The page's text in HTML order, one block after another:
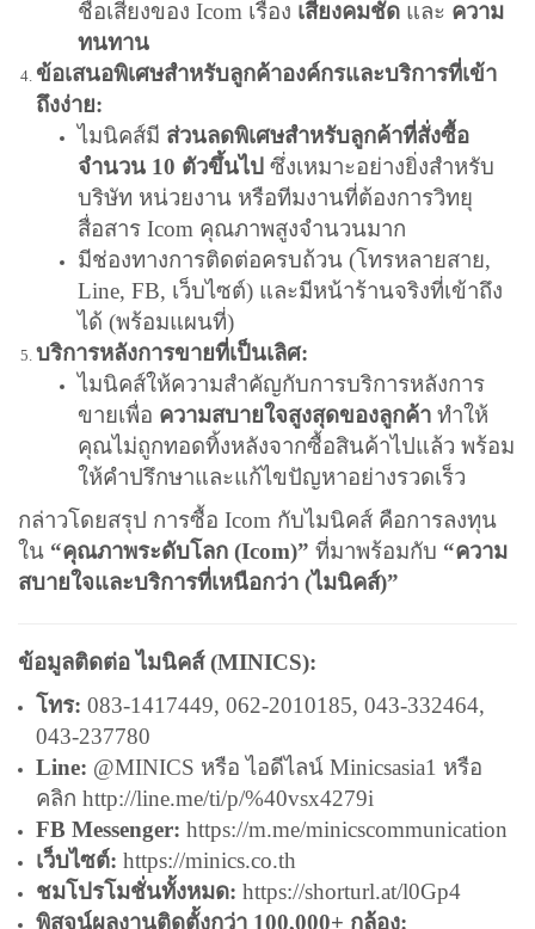
ชื่อเสียงของ Icom เรื่อง เสียงคมชัด และ ความ
ทนทาน
ข้อเสนอพิเศษสำหรับลูกค้าองค์กรและบริการที่เข้า
ถึงง่าย:
ไมนิคส์มี ส่วนลดพิเศษสำหรับลูกค้าที่สั่งซื้อ
จำนวน 10 ตัวขึ้นไป ซึ่งเหมาะอย่างยิ่งสำหรับ
บริษัท หน่วยงาน หรือทีมงานที่ต้องการวิทยุ
สื่อสาร Icom คุณภาพสูงจำนวนมาก
มีช่องทางการติดต่อครบถ้วน (โทรหลายสาย,
Line, FB, เว็บไซต์) และมีหน้าร้านจริงที่เข้าถึง
ได้ (พร้อมแผนที่)
บริการหลังการขายที่เป็นเลิศ:
ไมนิคส์ให้ความสำคัญกับการบริการหลังการ
ขายเพื่อ ความสบายใจสูงสุดของลูกค้า ทำให้
คุณไม่ถูกทอดทิ้งหลังจากซื้อสินค้าไปแล้ว พร้อม
ให้คำปรึกษาและแก้ไขปัญหาอย่างรวดเร็ว
กล่าวโดยสรุป การซื้อ Icom กับไมนิคส์ คือการลงทุน
ใน “คุณภาพระดับโลก (Icom)” ที่มาพร้อมกับ “ความ
สบายใจและบริการที่เหนือกว่า (ไมนิคส์)”
ข้อมูลติดต่อ ไมนิคส์ (MINICS):
โทร: 083-1417449, 062-2010185, 043-332464,
043-237780
Line: @MINICS หรือ ไอดีไลน์ Minicsasia1 หรือ
คลิก http://line.me/ti/p/%40vsx4279i
FB Messenger: https://m.me/minicscommunication
เว็บไซต์: https://minics.co.th
ชมโปรโมชั่นทั้งหมด: https://shorturl.at/l0Gp4
พิสูจน์ผลงานติดตั้งกว่า 100,000+ กล้อง: